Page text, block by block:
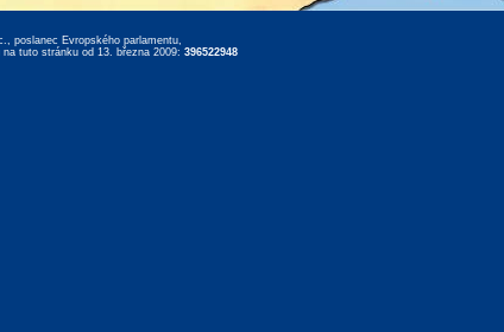
poslanec Evropského parlamentu,
tuto stránku od 13. března 2009: 396522948